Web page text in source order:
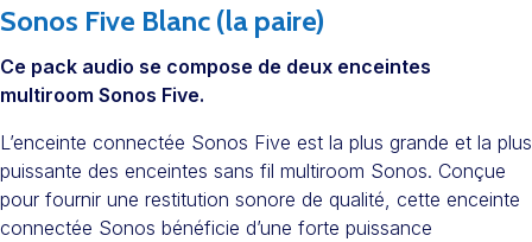
Sonos Five Blanc (la paire)
Ce pack audio se compose de deux enceintes
multiroom Sonos Five.
L’enceinte connectée Sonos Five est la plus grande et la plus
puissante des enceintes sans fil multiroom Sonos. Conçue
pour fournir une restitution sonore de qualité, cette enceinte
connectée Sonos bénéficie d’une forte puissance